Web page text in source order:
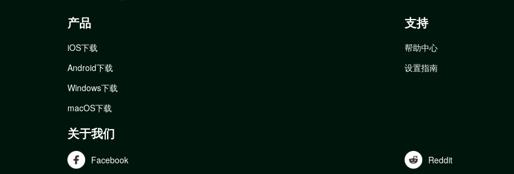
产品
iOS下载
Android下载
Windows下载
macOS下载
支持
帮助中心
设置指南
关于我们
Facebook Reddit